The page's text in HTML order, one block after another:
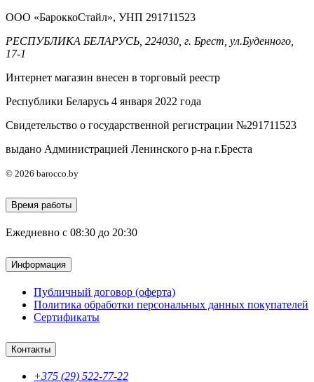
ООО «БароккоСтайл», УНП 291711523
РЕСПУБЛИКА БЕЛАРУСЬ, 224030, г. Брест, ул.Буденного,
17-1
Интернет магазин внесен в торговый реестр
Республики Беларусь 4 января 2022 года
Свидетельство о государственной регистрации №291711523
выдано Администрацией Ленинского р-на г.Бреста
© 2026 barocco.by
Время работы
Ежедневно с 08:30 до 20:30
Информация
Публичный договор (оферта)
Политика обработки персональных данных покупателей
Сертификаты
Контакты
+375 (29) 522-77-22